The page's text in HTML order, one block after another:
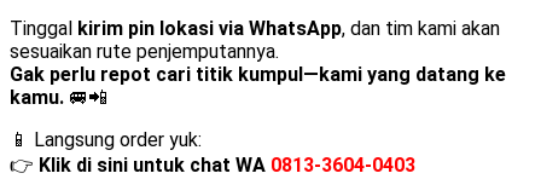
Tinggal kirim pin lokasi via WhatsApp, dan tim kami akan
sesuaikan rute penjemputannya.
Gak perlu repot cari titik kumpul—kami yang datang ke
kamu. 🚐📲
📱 Langsung order yuk:
👉 Klik di sini untuk chat WA 0813-3604-0403